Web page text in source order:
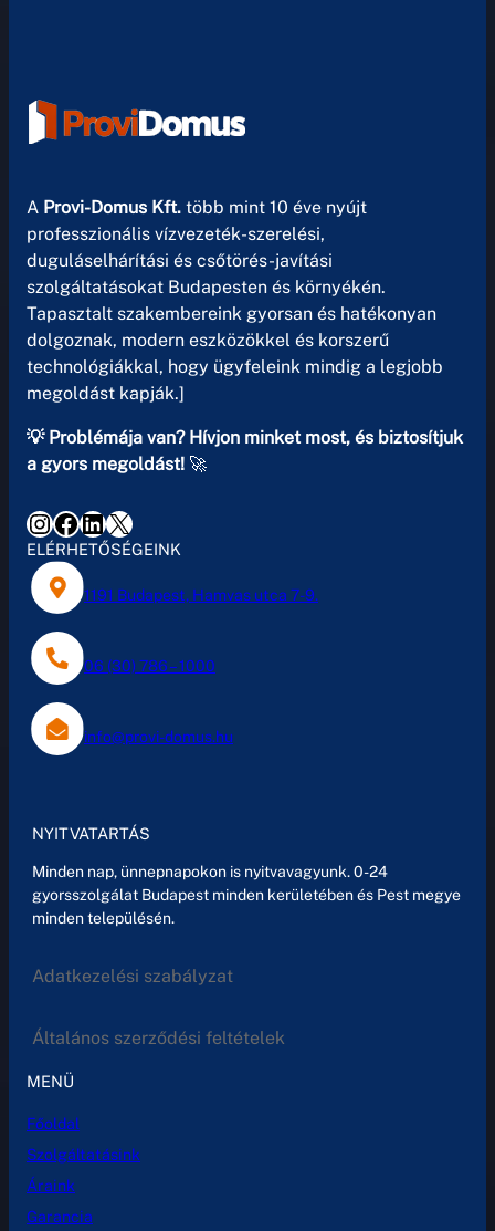
A Provi-Domus Kft. több mint 10 éve nyújt
professzionális vízvezeték-szerelési,
duguláselhárítási és csőtörés-javítási
szolgáltatásokat Budapesten és környékén.
Tapasztalt szakembereink gyorsan és hatékonyan
dolgoznak, modern eszközökkel és korszerű
technológiákkal, hogy ügyfeleink mindig a legjobb
megoldást kapják.]
💡 Problémája van? Hívjon minket most, és biztosítjuk
a gyors megoldást! 🚀
InstagramFacebook LinkedIn X
ELÉRHETŐSÉGEINK
1191 Budapest, Hamvas utca 7-9.
06 (30) 786 – 1000
info@provi-domus.hu
NYITVATARTÁS
Minden nap, ünnepnapokon is nyitvavagyunk. 0-24
gyorsszolgálat Budapest minden kerületében és Pest megye
minden településén.
Adatkezelési szabályzat
Általános szerződési feltételek
MENÜ
Főoldal
Szolgáltatásink
Áraink
Garancia